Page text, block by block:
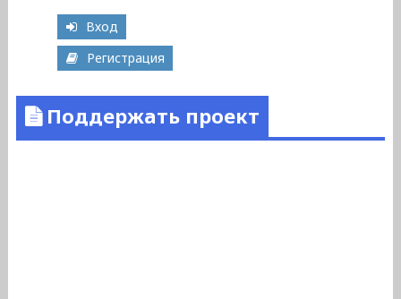
Вход
Регистрация
Поддержать проект